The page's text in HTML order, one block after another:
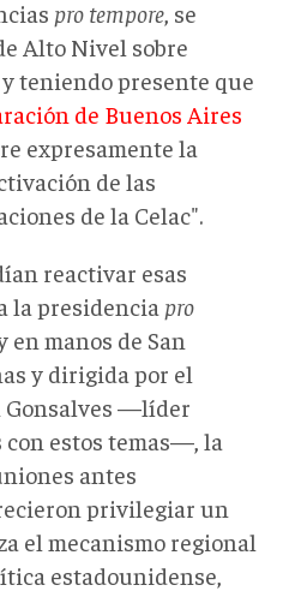
pro tempore , se
Alto Nivel sobre
teniendo presente que
de Buenos Aires
expresamente la
de las
de la Celac".
reactivar esas
la presidencia pro
en manos de San
y dirigida por el
Gonsalves —líder
con estos temas—, la
antes
privilegiar un
el mecanismo regional
estadounidense,